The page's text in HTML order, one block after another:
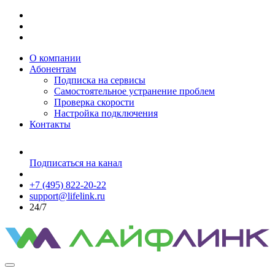
О компании
Абонентам
Подписка на сервисы
Самостоятельное устранение проблем
Проверка скорости
Настройка подключения
Контакты
Подписаться на канал
+7 (495) 822-20-22
support@lifelink.ru
24/7